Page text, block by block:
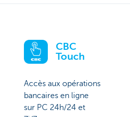
CBC
Touch
Accès aux opérations
bancaires en ligne
sur PC 24h/24 et